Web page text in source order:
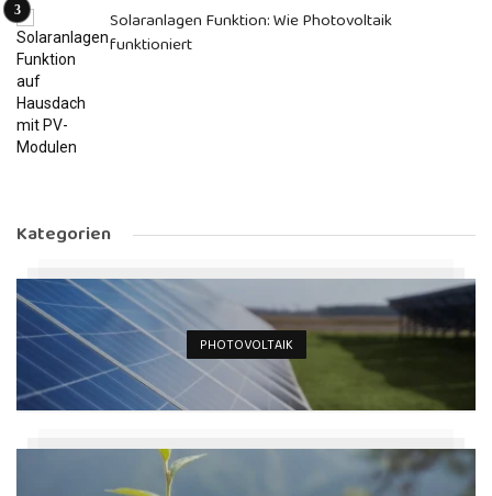
Solaranlagen Funktion: Wie Photovoltaik
funktioniert
Kategorien
PHOTOVOLTAIK